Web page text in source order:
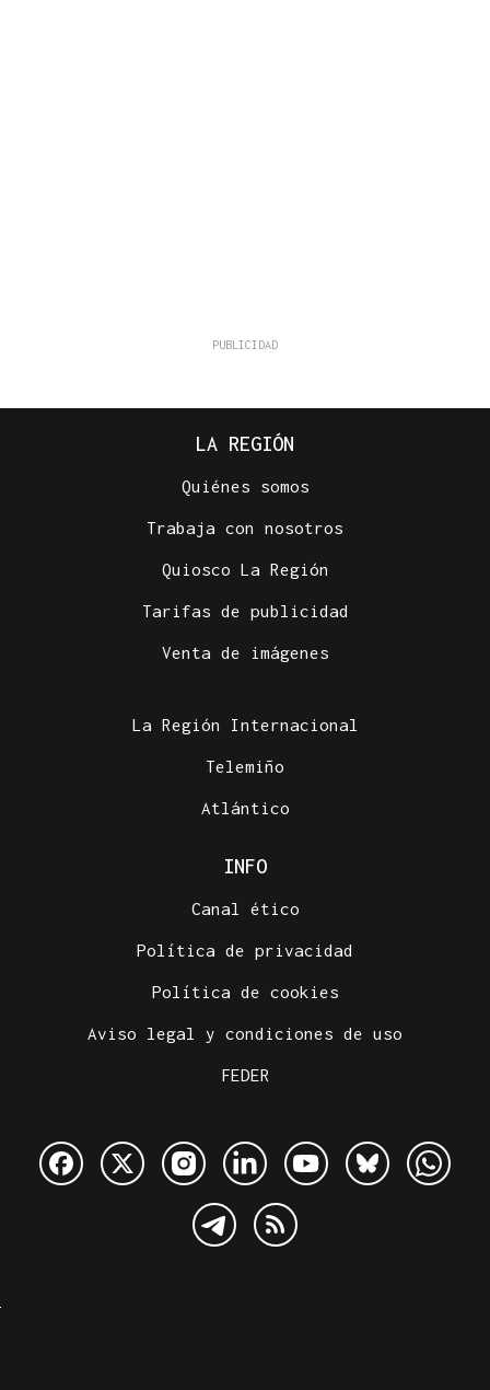
LA REGIÓN
Quiénes somos
Trabaja con nosotros
Quiosco La Región
Tarifas de publicidad
Venta de imágenes
La Región Internacional
Telemiño
Atlántico
INFO
Canal ético
Política de privacidad
Política de cookies
Aviso legal y condiciones de uso
FEDER